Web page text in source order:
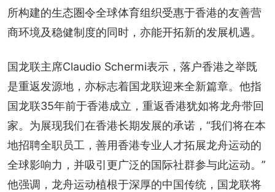
所构建的生态圏令全球体育组织受惠于香港的友善营
商环境及稳健制度的同时，亦能开拓新的发展机遇。
国龙联主席Claudio Schermi表示，落户香港之举既
是重返发源地，亦标志着国龙联迎来全新篇章。他指
国龙联35年前于香港成立，重返香港犹如将龙舟带回
家。为展现我们在香港长期发展的承诺，“我们将在本
地招聘全职员工，善用香港专业人才拓展龙舟运动的
全球影响力，并吸引更广泛的国际社群参与此运动。”
他强调，龙舟运动植根于深厚的中国传统，国龙联将